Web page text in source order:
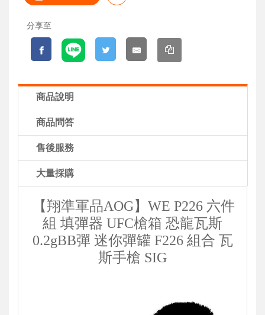
分享至
商品說明
商品問答
售後服務
大量採購
【翔準軍品AOG】WE P226 六件
組 填彈器 UFC槍箱 恐龍瓦斯
0.2gBB彈 迷你彈罐 F226 組合 瓦
斯手槍 SIG